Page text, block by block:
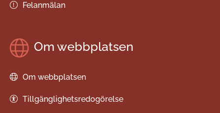
Felanmälan
Om webbplatsen
Om webbplatsen
Tillgänglighetsredogörelse